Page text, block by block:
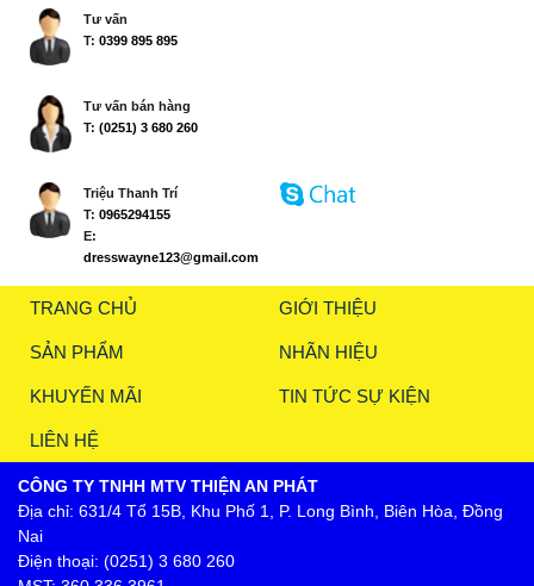
Tư vấn
T: 0399 895 895
Tư vấn bán hàng
T: (0251) 3 680 260
Triệu Thanh Trí
T: 0965294155
E:
dresswayne123@gmail.com
TRANG CHỦ GIỚI THIỆU
SẢN PHẨM NHÃN HIỆU
KHUYẾN MÃI TIN TỨC SỰ KIỆN
LIÊN HỆ
CÔNG TY TNHH MTV THIỆN AN PHÁT
Địa chỉ: 631/4 Tổ 15B, Khu Phố 1, P. Long Bình, Biên Hòa, Đồng
Nai
Điện thoại: (0251) 3 680 260